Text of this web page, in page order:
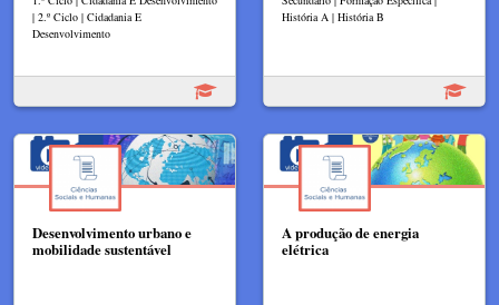
| 2.º Ciclo | Cidadania E
Desenvolvimento
História A | História B
Desenvolvimento urbano e
mobilidade sustentável
A produção de energia
elétrica